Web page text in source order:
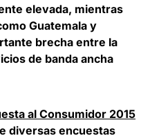
elevada, mientras
Guatemala y
brecha entre la
de banda ancha
al Consumidor 2015
diversas encuestas